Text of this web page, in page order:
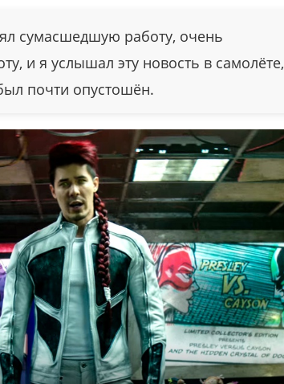
сумасшедшую работу, очень
и я услышал эту новость в самолёте,
почти опустошён.